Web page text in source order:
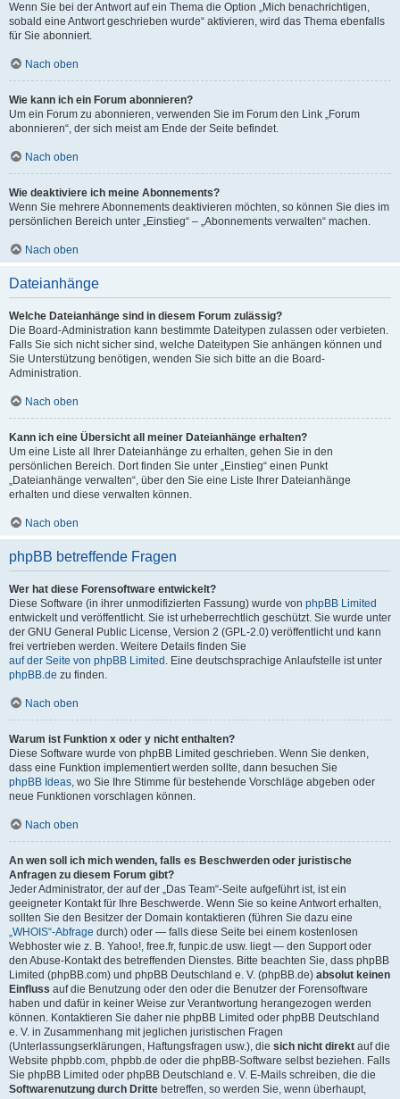
Wenn Sie bei der Antwort auf ein Thema die Option „Mich benachrichtigen,
sobald eine Antwort geschrieben wurde“ aktivieren, wird das Thema ebenfalls
für Sie abonniert.
Nach oben
Wie kann ich ein Forum abonnieren?
Um ein Forum zu abonnieren, verwenden Sie im Forum den Link „Forum
abonnieren“, der sich meist am Ende der Seite befindet.
Nach oben
Wie deaktiviere ich meine Abonnements?
Wenn Sie mehrere Abonnements deaktivieren möchten, so können Sie dies im
persönlichen Bereich unter „Einstieg“ – „Abonnements verwalten“ machen.
Nach oben
Dateianhänge
Welche Dateianhänge sind in diesem Forum zulässig?
Die Board-Administration kann bestimmte Dateitypen zulassen oder verbieten.
Falls Sie sich nicht sicher sind, welche Dateitypen Sie anhängen können und
Sie Unterstützung benötigen, wenden Sie sich bitte an die Board-
Administration.
Nach oben
Kann ich eine Übersicht all meiner Dateianhänge erhalten?
Um eine Liste all Ihrer Dateianhänge zu erhalten, gehen Sie in den
persönlichen Bereich. Dort finden Sie unter „Einstieg“ einen Punkt
„Dateianhänge verwalten“, über den Sie eine Liste Ihrer Dateianhänge
erhalten und diese verwalten können.
Nach oben
phpBB betreffende Fragen
Wer hat diese Forensoftware entwickelt?
Diese Software (in ihrer unmodifizierten Fassung) wurde von phpBB Limited
entwickelt und veröffentlicht. Sie ist urheberrechtlich geschützt. Sie wurde unter
der GNU General Public License, Version 2 (GPL-2.0) veröffentlicht und kann
frei vertrieben werden. Weitere Details finden Sie
auf der Seite von phpBB Limited . Eine deutschsprachige Anlaufstelle ist unter
phpBB.de zu finden.
Nach oben
Warum ist Funktion x oder y nicht enthalten?
Diese Software wurde von phpBB Limited geschrieben. Wenn Sie denken,
dass eine Funktion implementiert werden sollte, dann besuchen Sie
phpBB Ideas, wo Sie Ihre Stimme für bestehende Vorschläge abgeben oder
neue Funktionen vorschlagen können.
Nach oben
An wen soll ich mich wenden, falls es Beschwerden oder juristische
Anfragen zu diesem Forum gibt?
Jeder Administrator, der auf der „Das Team“-Seite aufgeführt ist, ist ein
geeigneter Kontakt für Ihre Beschwerde. Wenn Sie so keine Antwort erhalten,
sollten Sie den Besitzer der Domain kontaktieren (führen Sie dazu eine
„WHOIS“-Abfrage durch) oder — falls diese Seite bei einem kostenlosen
Webhoster wie z. B. Yahoo!, free.fr, funpic.de usw. liegt — den Support oder
den Abuse-Kontakt des betreffenden Dienstes. Bitte beachten Sie, dass phpBB
Limited (phpBB.com) und phpBB Deutschland e. V. (phpBB.de) absolut keinen
Einfluss auf die Benutzung oder den oder die Benutzer der Forensoftware
haben und dafür in keiner Weise zur Verantwortung herangezogen werden
können. Kontaktieren Sie daher nie phpBB Limited oder phpBB Deutschland
e. V. in Zusammenhang mit jeglichen juristischen Fragen
(Unterlassungserklärungen, Haftungsfragen usw.), die sich nicht direkt auf die
Website phpbb.com, phpbb.de oder die phpBB-Software selbst beziehen. Falls
Sie phpBB Limited oder phpBB Deutschland e. V. E-Mails schreiben, die die
Softwarenutzung durch Dritte betreffen, so werden Sie, wenn überhaupt,